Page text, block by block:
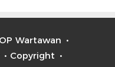
Wartawan
Copyright